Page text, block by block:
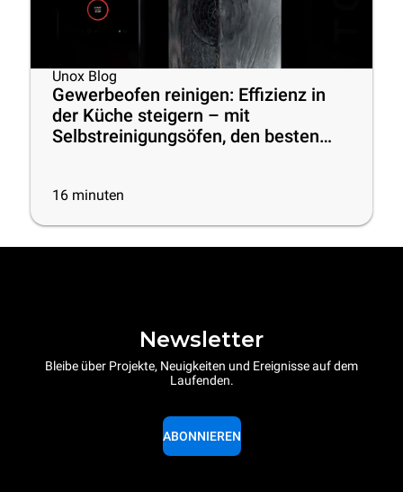
Unox Blog
Gewerbeofen reinigen: Effizienz in
der Küche steigern – mit
Selbstreinigungsöfen, den besten
16 minuten
Newsletter
Bleibe über Projekte, Neuigkeiten und Ereignisse auf dem
Laufenden.
ABONNIEREN